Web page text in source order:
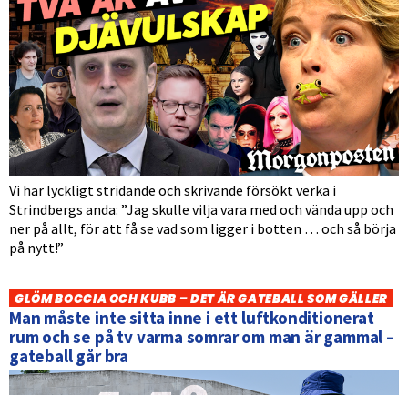
Vi har lyckligt stridande och skrivande försökt verka i
Strindbergs anda: ”Jag skulle vilja vara med och vända upp och
ner på allt, för att få se vad som ligger i botten … och så börja
på nytt!”
GLÖM BOCCIA OCH KUBB – DET ÄR GATEBALL SOM GÄLLER
Man måste inte sitta inne i ett luftkonditionerat
rum och se på tv varma somrar om man är gammal –
gateball går bra